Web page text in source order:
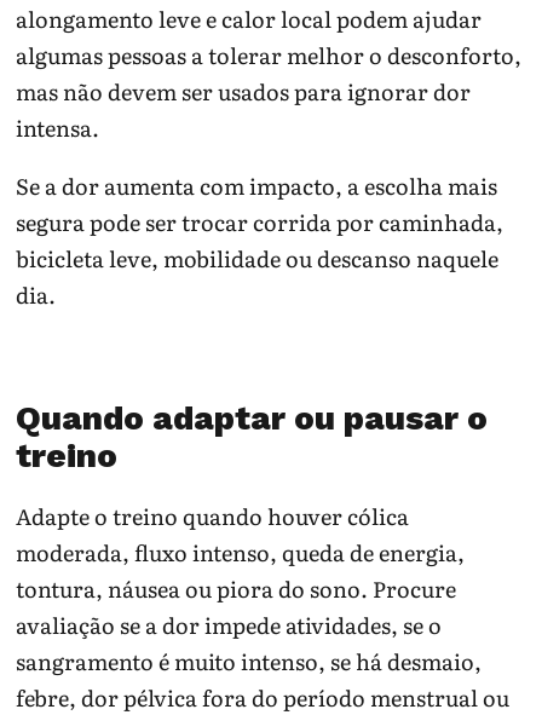
alongamento leve e calor local podem ajudar
algumas pessoas a tolerar melhor o desconforto,
mas não devem ser usados para ignorar dor
intensa.
Se a dor aumenta com impacto, a escolha mais
segura pode ser trocar corrida por caminhada,
bicicleta leve, mobilidade ou descanso naquele
dia.
Quando adaptar ou pausar o
treino
Adapte o treino quando houver cólica
moderada, fluxo intenso, queda de energia,
tontura, náusea ou piora do sono. Procure
avaliação se a dor impede atividades, se o
sangramento é muito intenso, se há desmaio,
febre, dor pélvica fora do período menstrual ou